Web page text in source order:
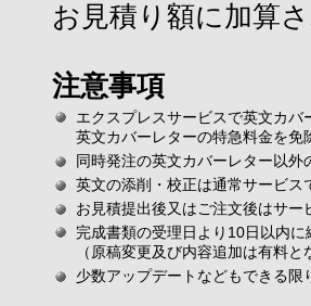
お見積り額に加算
注意事項
エクスプレスサービスで英文カ
英文カバーレターの特急料金を免
同時発注の英文カバーレター以
英文の添削・校正は通常サービス
お見積提出後又はご注文後はサ
完成書類の受理日より10日以内
（原稿変更及び内容追加は有料と
少数アップデートなどもできる